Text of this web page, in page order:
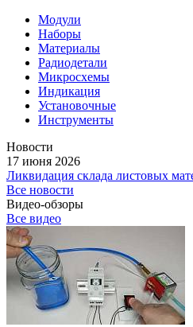
Модули
Наборы
Материалы
Радиодетали
Микросхемы
Индикация
Установочные
Инструменты
Новости
17 июня 2026
Ликвидация склада листовых
Все новости
Видео-обзоры
Все видео